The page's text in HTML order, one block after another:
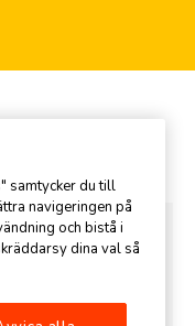
samtycker du till
navigeringen på
och bistå i
dina val så